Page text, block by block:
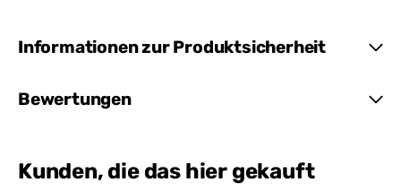
Informationen zur Produktsicherheit
Bewertungen
Kunden, die das hier gekauft